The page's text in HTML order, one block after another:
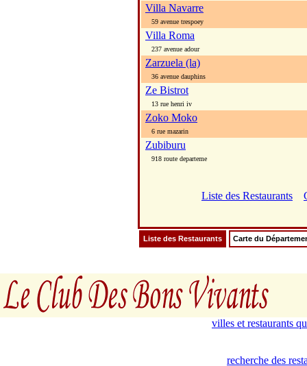
Villa Navarre
59 avenue trespoey
Villa Roma
237 avenue adour
Zarzuela (la)
36 avenue dauphins
Ze Bistrot
13 rue henri iv
Zoko Moko
6 rue mazarin
Zubiburu
918 route departeme
Liste des Restaurants
Liste des Restaurants Carte du
villes et restaurants
recherche des